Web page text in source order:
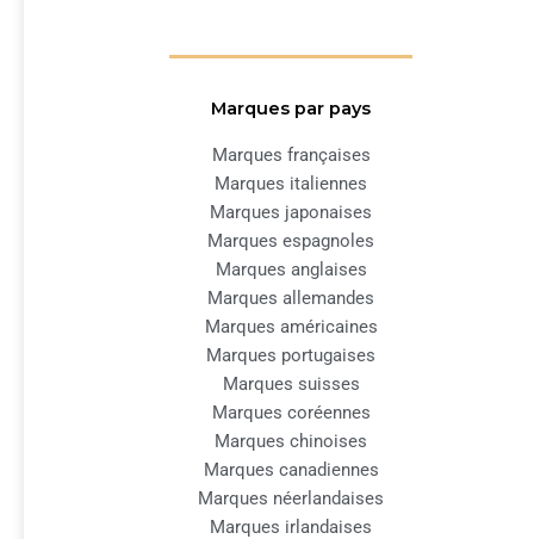
Marques par pays
Marques françaises
Marques italiennes
Marques japonaises
Marques espagnoles
Marques anglaises
Marques allemandes
Marques américaines
Marques portugaises
Marques suisses
Marques coréennes
Marques chinoises
Marques canadiennes
Marques néerlandaises
Marques irlandaises